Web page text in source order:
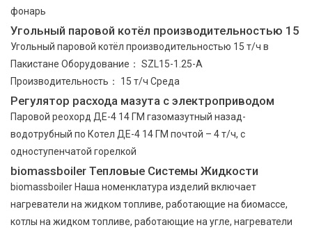
фонарь
Угольный паровой котёл производительностью 15
Угольный паровой котёл производительностью 15 т/ч в
Пакистане Оборудование： SZL15-1.25-A
Производительность： 15 т/ч Среда
Регулятор расхода мазута с электроприводом
Паровой реохорд ДЕ-4 14 ГМ газомазутный назад-
водотрубный по Котел ДЕ-4 14 ГМ почтой – 4 т/ч, с
одноступенчатой горелкой
biomassboiler Тепловые Системы Жидкости
biomassboiler Наша номенклатура изделий включает
нагреватели на жидком топливе, работающие на биомассе,
котлы на жидком топливе, работающие на угле, нагреватели